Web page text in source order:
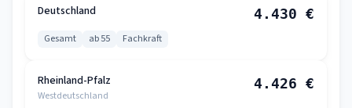
Deutschland 4.430 €
Gesamt ab 55 Fachkraft
Rheinland-Pfalz
Westdeutschland
4.426 €